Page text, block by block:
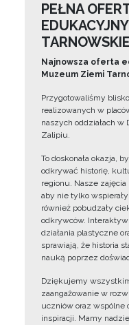
PEŁNA
Najnowsza oferta
Muzeum Ziemi
Przygotowaliśmy
realizowanych w
naszych oddziałach w
Zalipiu.
To doskonała okazja,
odkrywać historię,
regionu. Nasze zajęcia
aby nie tylko
również pobudzały
odkrywców.
działania plastyczne
sprawiają, że historia
nauką poprzez
Dziękujemy
zaangażowanie w
uczniów oraz wspólne
inspiracji. Mamy